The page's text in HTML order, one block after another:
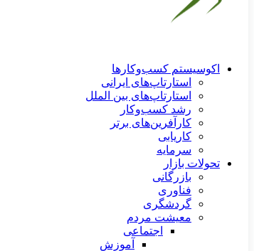
اکوسیستم کسب‌وکارها
استارتاپ‌های ایرانی
استارتاپ‌های بین الملل
رشد کسب‌وکار
کارآفرین‌های برتر
کاریابی
سرمایه
تحولات بازار
بازرگانی
فناوری
گردشگری
معیشت مردم
اجتماعی
آموزش